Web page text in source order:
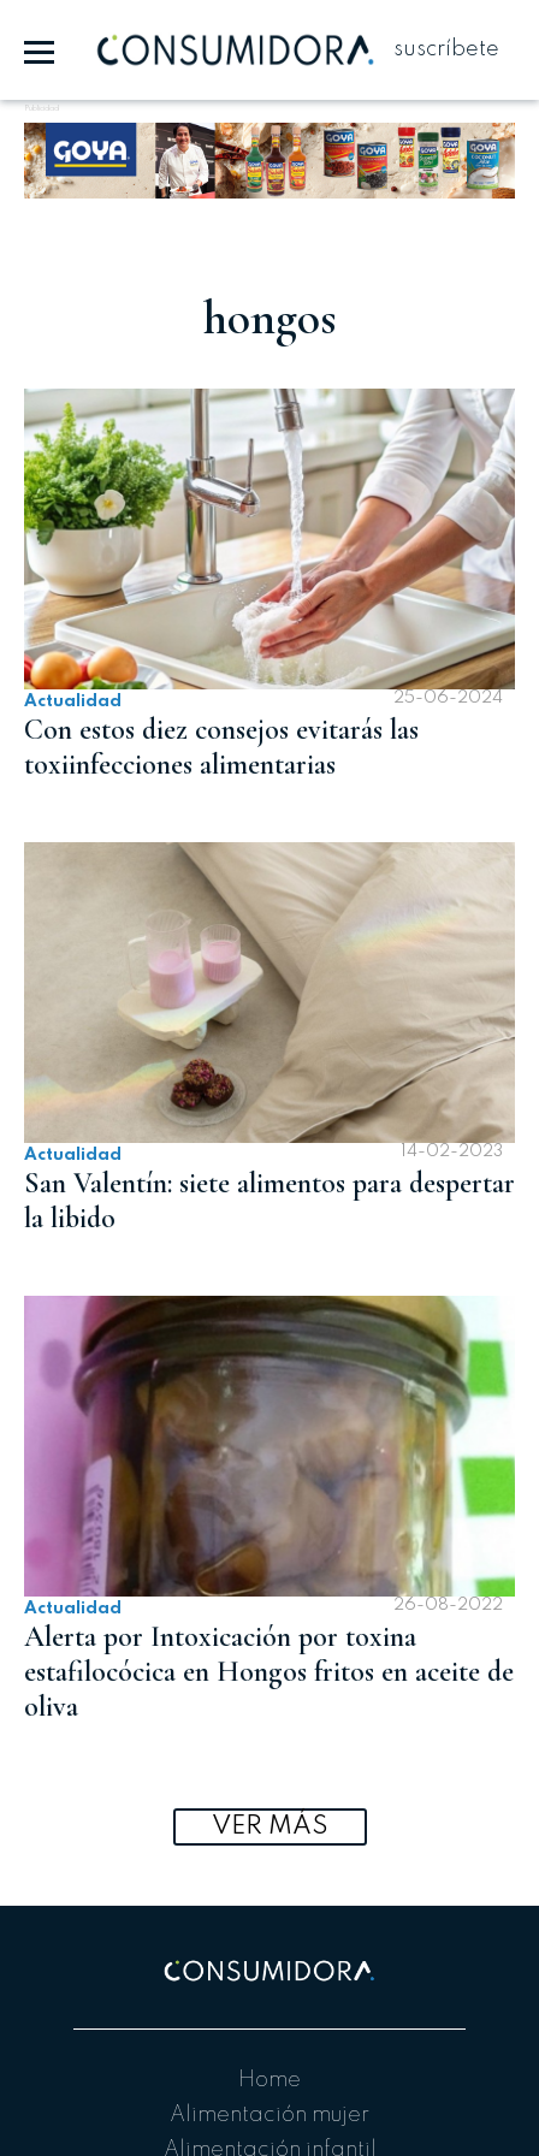
suscríbete
Publicidad
hongos
Actualidad 25-06-2024
Con estos diez consejos evitarás las
toxiinfecciones alimentarias
Actualidad 14-02-2023
San Valentín: siete alimentos para despertar
la libido
Actualidad 26-08-2022
Alerta por Intoxicación por toxina
estafilocócica en Hongos fritos en aceite de
oliva
VER MÁS
Home
Alimentación mujer
Alimentación infantil